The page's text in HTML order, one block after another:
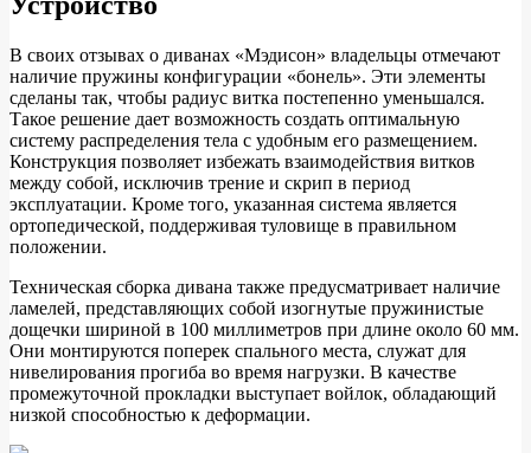
В своих отзывах о диванах «Мэдисон» владельцы отмечают
наличие пружины конфигурации «бонель». Эти элементы
сделаны так, чтобы радиус витка постепенно уменьшался.
Такое решение дает возможность создать оптимальную
систему распределения тела с удобным его размещением.
Конструкция позволяет избежать взаимодействия витков
между собой, исключив трение и скрип в период
эксплуатации. Кроме того, указанная система является
ортопедической, поддерживая туловище в правильном
положении.
Техническая сборка дивана также предусматривает наличие
ламелей, представляющих собой изогнутые пружинистые
дощечки шириной в 100 миллиметров при длине около 60 мм.
Они монтируются поперек спального места, служат для
нивелирования прогиба во время нагрузки. В качестве
промежуточной прокладки выступает войлок, обладающий
низкой способностью к деформации.